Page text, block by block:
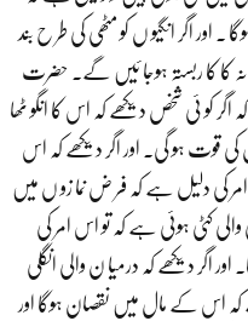
اگر انگیو ں کو مٹھی کی طر ح بند
کا کا ربستہ ہوجا ئیں گے۔ حضرت
اگر کو ئی شخص دیکھے کہ اس کا انگو ٹھا
قوت ہو گی۔ اور اگر دیکھے کہ اس
کی دلیل ہے کہ فر ض نما زو ں میں
والی کٹی ہوئی ہے کہ تو اس امر کی
اگر دیکھے کہ درمیا ن والی انگلی
اس کے مال میں نقصان ہوگا اور